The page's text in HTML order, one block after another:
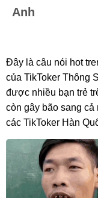
Anh
Đây là câu nói hot
của TikToker Thông
được nhiều bạn trẻ
còn gây bão sang
các TikToker Hàn